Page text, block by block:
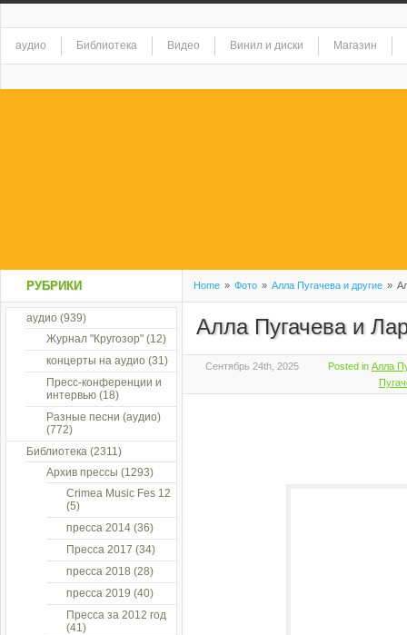
аудио Библиотека Видео Винил и диски Магазин
Home » Фото » Алла Пугачева и другие »
Алла Пугачева и
Сентябрь 24th, 2025 Posted in Алла
РУБРИКИ
аудио (939)
Журнал "Кругозор" (12)
концерты на аудио (31)
Пресс-конференции и
интервью (18)
Разные песни (аудио)
(772)
Библиотека (2311)
Архив прессы (1293)
Crimea Music Fes 12
(5)
пресса 2014 (36)
Пресса 2017 (34)
пресса 2018 (28)
пресса 2019 (40)
Пресса за 2012 год
(41)